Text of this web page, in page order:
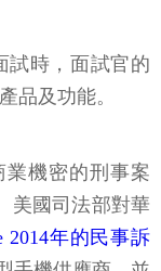
試時，面試官的
品及功能。
業機密的刑事案
美國司法部對華
2014年的民事訴